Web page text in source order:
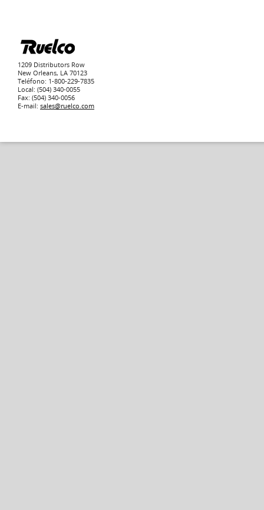
1209 Distributors Row
New Orleans, LA 70123
Teléfono: 1-800-229-7835
Local: (504) 340-0055
Fax: (504) 340-0056
E-mail: sales@ruelco.com